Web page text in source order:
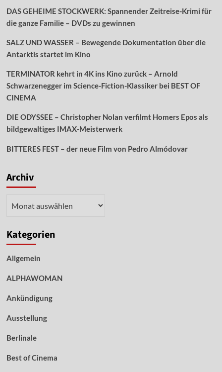
DAS GEHEIME STOCKWERK: Spannender Zeitreise-Krimi für
die ganze Familie – DVDs zu gewinnen
SALZ UND WASSER – Bewegende Dokumentation über die
Antarktis startet im Kino
TERMINATOR kehrt in 4K ins Kino zurück – Arnold
Schwarzenegger im Science-Fiction-Klassiker bei BEST OF
CINEMA
DIE ODYSSEE – Christopher Nolan verfilmt Homers Epos als
bildgewaltiges IMAX-Meisterwerk
BITTERES FEST – der neue Film von Pedro Almódovar
Archiv
Kategorien
Allgemein
ALPHAWOMAN
Ankündigung
Ausstellung
Berlinale
Best of Cinema